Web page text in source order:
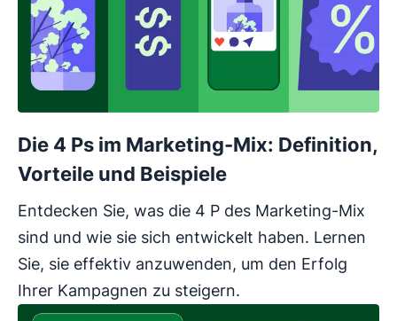
Die 4 Ps im Marketing-Mix: Definition,
Vorteile und Beispiele
Entdecken Sie, was die 4 P des Marketing-Mix
sind und wie sie sich entwickelt haben. Lernen
Sie, sie effektiv anzuwenden, um den Erfolg
Ihrer Kampagnen zu steigern.